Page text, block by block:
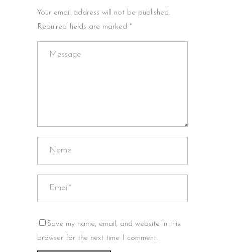
Your email address will not be published.
Required fields are marked *
Save my name, email, and website in this
browser for the next time I comment.